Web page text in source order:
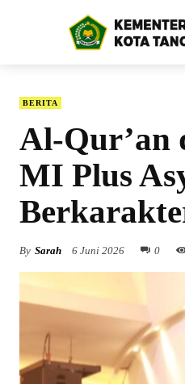
BERITA
Al-Qur’an
MI Plus
By Sarah 6 Juni 2026 0